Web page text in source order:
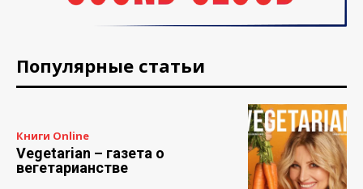
Популярные статьи
Книги Online
Vegetarian – газета о
вегетарианстве